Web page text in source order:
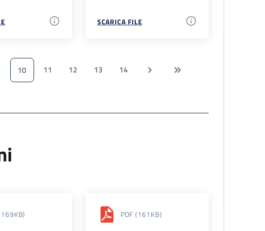
SCARICA FILE
10 11 12 13 14
PDF (161KB)